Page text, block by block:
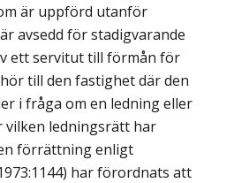
är uppförd utanför
avsedd för stadigvarande
ett servitut till förmån för
till den fastighet där den
i fråga om en ledning eller
ledningsrätt har
förrättning enligt
har förordnats att